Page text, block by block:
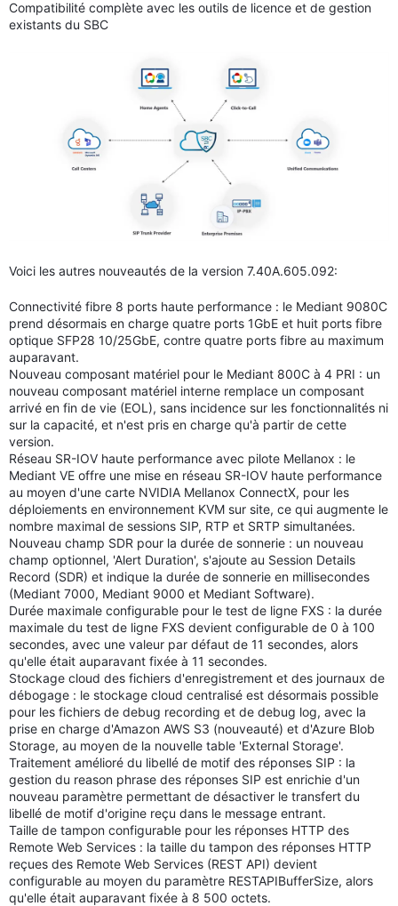
Compatibilité complète avec les outils de licence et de gestion
existants du SBC
Voici les autres nouveautés de la version 7.40A.605.092:
Connectivité fibre 8 ports haute performance : le Mediant 9080C
prend désormais en charge quatre ports 1GbE et huit ports fibre
optique SFP28 10/25GbE, contre quatre ports fibre au maximum
auparavant.
Nouveau composant matériel pour le Mediant 800C à 4 PRI : un
nouveau composant matériel interne remplace un composant
arrivé en fin de vie (EOL), sans incidence sur les fonctionnalités ni
sur la capacité, et n'est pris en charge qu'à partir de cette
version.
Réseau SR-IOV haute performance avec pilote Mellanox : le
Mediant VE offre une mise en réseau SR-IOV haute performance
au moyen d'une carte NVIDIA Mellanox ConnectX, pour les
déploiements en environnement KVM sur site, ce qui augmente le
nombre maximal de sessions SIP, RTP et SRTP simultanées.
Nouveau champ SDR pour la durée de sonnerie : un nouveau
champ optionnel, 'Alert Duration', s'ajoute au Session Details
Record (SDR) et indique la durée de sonnerie en millisecondes
(Mediant 7000, Mediant 9000 et Mediant Software).
Durée maximale configurable pour le test de ligne FXS : la durée
maximale du test de ligne FXS devient configurable de 0 à 100
secondes, avec une valeur par défaut de 11 secondes, alors
qu'elle était auparavant fixée à 11 secondes.
Stockage cloud des fichiers d'enregistrement et des journaux de
débogage : le stockage cloud centralisé est désormais possible
pour les fichiers de debug recording et de debug log, avec la
prise en charge d'Amazon AWS S3 (nouveauté) et d'Azure Blob
Storage, au moyen de la nouvelle table 'External Storage'.
Traitement amélioré du libellé de motif des réponses SIP : la
gestion du reason phrase des réponses SIP est enrichie d'un
nouveau paramètre permettant de désactiver le transfert du
libellé de motif d'origine reçu dans le message entrant.
Taille de tampon configurable pour les réponses HTTP des
Remote Web Services : la taille du tampon des réponses HTTP
reçues des Remote Web Services (REST API) devient
configurable au moyen du paramètre RESTAPIBufferSize, alors
qu'elle était auparavant fixée à 8 500 octets.